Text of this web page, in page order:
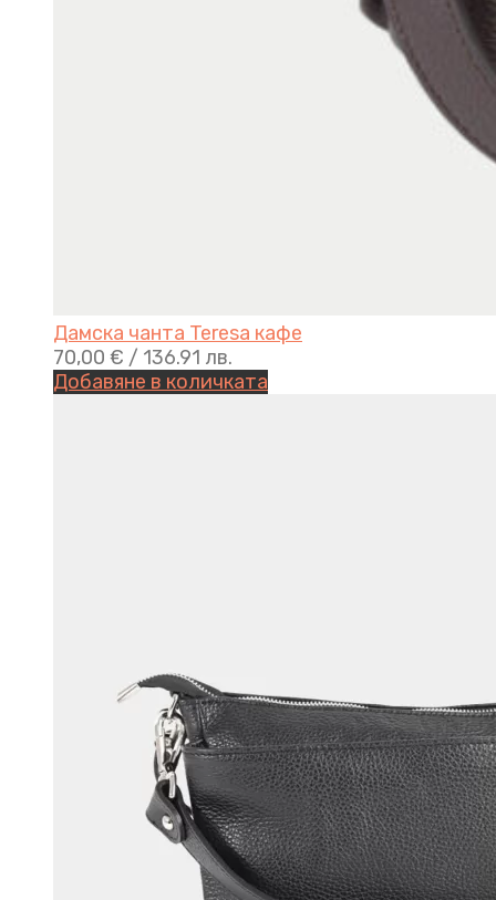
Дамска чанта Teresa кафе
70,00 € / 136.91 лв.
Добавяне в количката